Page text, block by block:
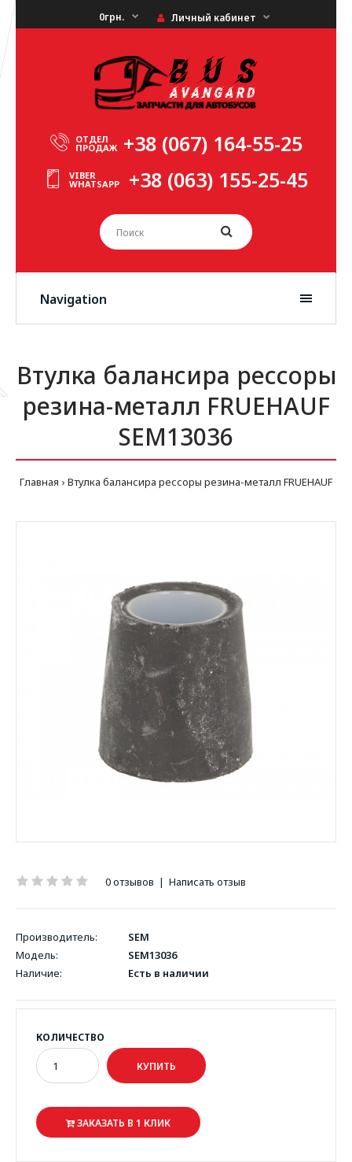
0грн. Личный кабинет
ОТДЕЛ
ПРОДАЖ +38 (067) 164-55-25
VIBER
WHATSAPP +38 (063) 155-25-45
Navigation
Втулка балансира рессоры
резина-металл FRUEHAUF
SEM13036
Главная Втулка балансира рессоры резина-металл FRUEHAUF
0 отзывов | Написать отзыв
Производитель:
SEM
Модель:
SEM13036
Наличие:
Есть в наличии
КОЛИЧЕСТВО
ЗАКАЗАТЬ В 1 КЛИК